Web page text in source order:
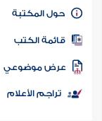
كتاب الأمة
المكتبة
الكتب
موضوعي